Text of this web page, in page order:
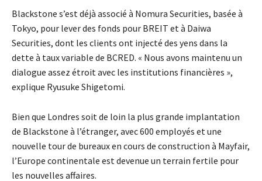
Blackstone s’est déjà associé à Nomura Securities, basée à
Tokyo, pour lever des fonds pour BREIT et à Daiwa
Securities, dont les clients ont injecté des yens dans la
dette à taux variable de BCRED. « Nous avons maintenu un
dialogue assez étroit avec les institutions financières »,
explique Ryusuke Shigetomi.
Bien que Londres soit de loin la plus grande implantation
de Blackstone à l’étranger, avec 600 employés et une
nouvelle tour de bureaux en cours de construction à Mayfair,
l’Europe continentale est devenue un terrain fertile pour
les nouvelles affaires.